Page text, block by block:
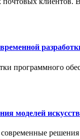
программного
моделей